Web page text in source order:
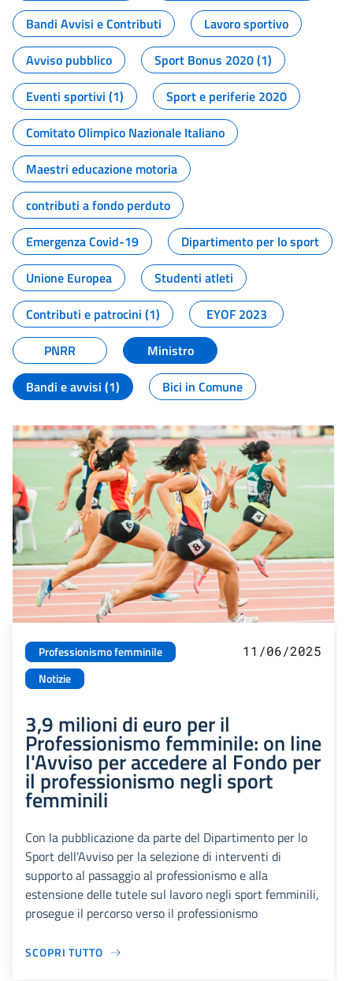
Bandi Avvisi e Contributi
Lavoro sportivo
Avviso pubblico
Sport Bonus 2020 (1)
Eventi sportivi (1)
Sport e periferie 2020
Comitato Olimpico Nazionale Italiano
Maestri educazione motoria
contributi a fondo perduto
Emergenza Covid-19
Dipartimento per lo sport
Unione Europea
Studenti atleti
Contributi e patrocini (1)
EYOF 2023
PNRR
Ministro
Bandi e avvisi (1)
Bici in Comune
Professionismo femminile
Notizie
11/06/2025
3,9 milioni di euro per il
Professionismo femminile: on line
l'Avviso per accedere al Fondo per
il professionismo negli sport
femminili
Con la pubblicazione da parte del Dipartimento per lo
Sport dell’Avviso per la selezione di interventi di
supporto al passaggio al professionismo e alla
estensione delle tutele sul lavoro negli sport femminili,
prosegue il percorso verso il professionismo
SCOPRI TUTTO